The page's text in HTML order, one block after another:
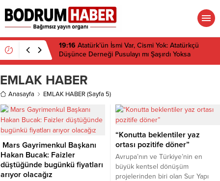
19:16 Atatürk’ün İsmi Var, Cismi Yok: Atatürkçü
Düşünce Derneği Pusulayı mı Şaşırdı Yoksa
Navigasyon mu Bozuldu?
EMLAK HABER
Anasayfa EMLAK HABER(Sayfa 5)
Mars Gayrimenkul Başkanı
Hakan Bucak: Faizler
düştüğünde bugünkü fiyatları
arıyor olacağız
“Konutta beklentiler yaz
ortası pozitife döner”
Avrupa’nın ve Türkiye’nin en
büyük kentsel dönü­şüm
projelerinden biri olan Sur Yapı